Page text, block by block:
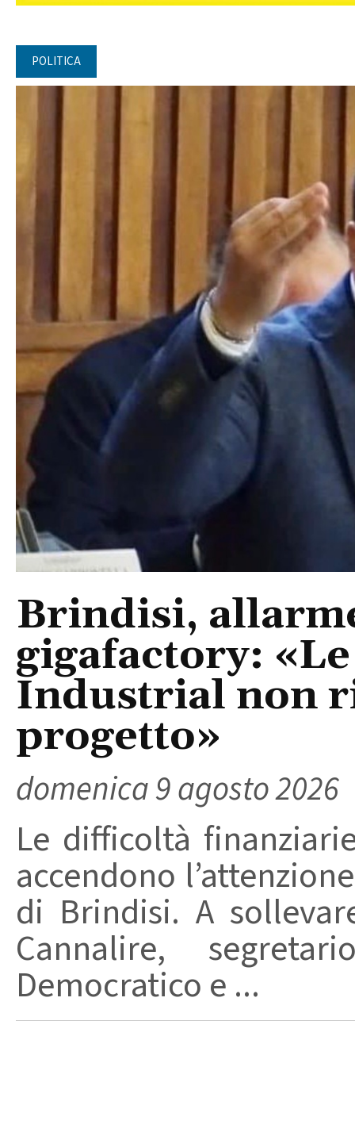
POLITICA
Brindisi,
gigafactory:
Industrial non
progetto»
domenica 9 agosto 2026
Le difficoltà
accendono
di Brindisi. A
Cannalire,
Democratico e ...